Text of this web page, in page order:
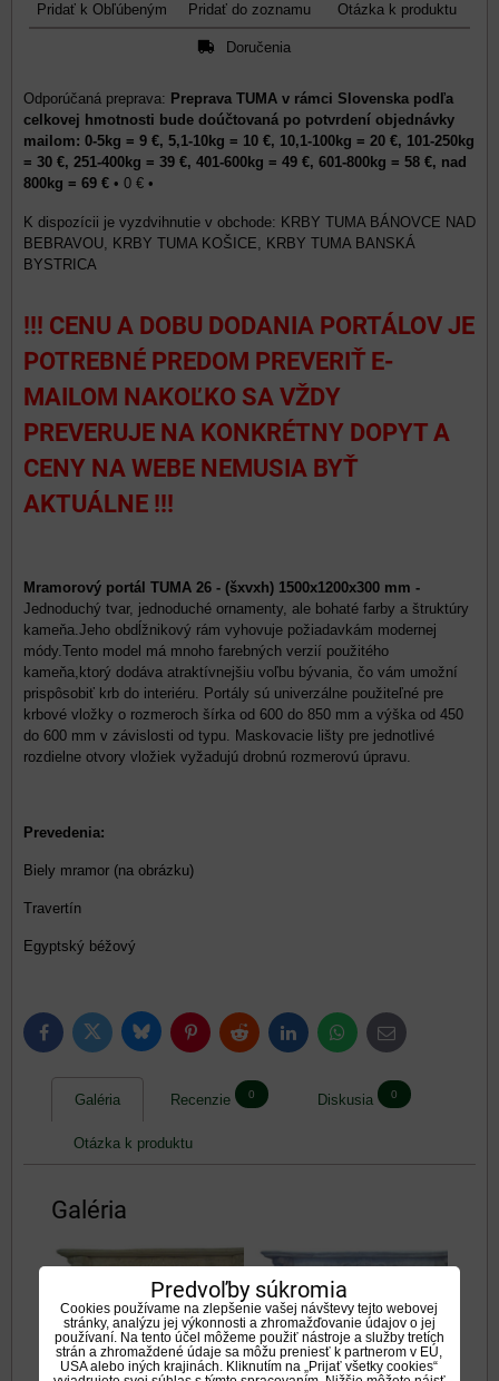
Pridať k Obľúbeným Pridať do zoznamu Otázka k produktu
Doručenia
Preprava TUMA v rámci Slovenska podľa
celkovej hmotnosti bude doúčtovaná po potvrdení objednávky
mailom: 0-5kg = 9 €, 5,1-10kg = 10 €, 10,1-100kg = 20 €, 101-250kg
= 30 €, 251-400kg = 39 €, 401-600kg = 49 €, 601-800kg = 58 €, nad
800kg = 69 € • 0 € •
KRBY TUMA BÁNOVCE NAD
BEBRAVOU, KRBY TUMA KOŠICE, KRBY TUMA BANSKÁ
BYSTRICA
!!! CENU A DOBU DODANIA PORTÁLOV JE
POTREBNÉ PREDOM PREVERIŤ E-
MAILOM NAKOĽKO SA VŽDY
PREVERUJE NA KONKRÉTNY DOPYT A
CENY NA WEBE NEMUSIA BYŤ
AKTUÁLNE !!!
Mramorový portál TUMA 26 - (šxvxh) 1500x1200x300 mm -
Jednoduchý tvar, jednoduché ornamenty, ale bohaté farby a štruktúry
kameňa.Jeho obdĺžnikový rám vyhovuje požiadavkám modernej
módy.Tento model má mnoho farebných verzií použitého
kameňa,ktorý dodáva atraktívnejšiu voľbu bývania, čo vám umožní
prispôsobiť krb do interiéru. Portály sú univerzálne použiteľné pre
krbové vložky o rozmeroch šírka od 600 do 850 mm a výška od 450
do 600 mm v závislosti od typu. Maskovacie lišty pre jednotlivé
rozdielne otvory vložiek vyžadujú drobnú rozmerovú úpravu.
Prevedenia:
Biely mramor (na obrázku)
Travertín
Egyptský béžový
FacebookTwitter BlueskyPinterestReddit LinkedInWhatsApp
E-
mail
Galéria Recenzie 0 Diskusia 0
Otázka k produktu
Galéria
Predvoľby súkromia
Cookies používame na zlepšenie vašej návštevy tejto webovej
stránky, analýzu jej výkonnosti a zhromažďovanie údajov o jej
používaní. Na tento účel môžeme použiť nástroje a služby tretích
strán a zhromaždené údaje sa môžu preniesť k partnerom v EÚ,
USA alebo iných krajinách. Kliknutím na „Prijať všetky cookies“